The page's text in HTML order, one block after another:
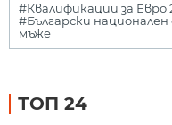
#Квалификации за Евро
#Български
мъже
ТОП 24